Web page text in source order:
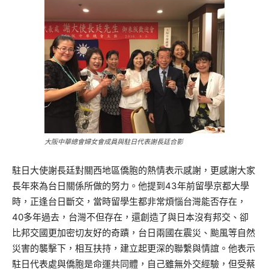
大阪中華總會婦女會成員與駐日代表謝長廷合影
駐日大使謝長廷對關西地區僑胞的熱情表示感謝，更感謝大家
長年來為台日關係所做的努力。他提到43年前留學京都大學
時，正逢台日斷交，當時留學生都非常煩惱台灣能否存在，
40多年過去，台灣不但存在，還創造了與日本沒有邦交、卻
比邦交國更加密切友好的奇蹟，台日兩國在震災、颱風等自然
災害的襲擊下，相互扶持，建立起更深的聯繫與情誼。他表示
駐日代表處與僑胞是命運共同體，自己雖無外交經驗，但受蔡